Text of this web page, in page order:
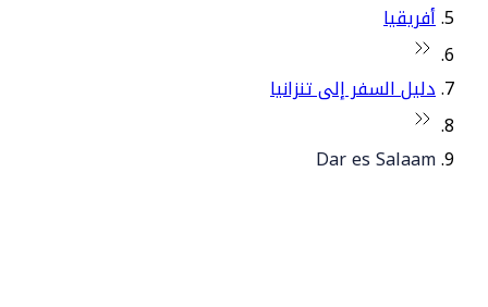
أفريقيا
دليل السفر إلى تنزانيا
Dar es Salaam